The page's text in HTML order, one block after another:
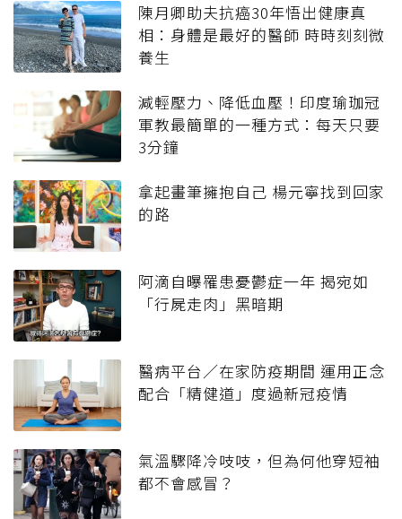
陳月卿助夫抗癌30年悟出健康真
相：身體是最好的醫師 時時刻刻微
養生
減輕壓力、降低血壓！印度瑜珈冠
軍教最簡單的一種方式：每天只要
3分鐘
拿起畫筆擁抱自己 楊元寧找到回家
的路
阿滴自曝罹患憂鬱症一年 揭宛如
「行屍走肉」黑暗期
醫病平台／在家防疫期間 運用正念
配合「精健道」度過新冠疫情
氣溫驟降冷吱吱，但為何他穿短袖
都不會感冒？